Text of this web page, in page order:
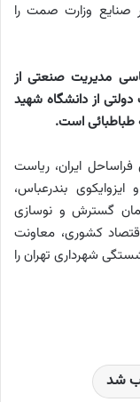
صنایع وزارت صمت را
مدیریت صنعتی از
از دانشگاه شهید
طباطبائی است.
ایران، ریاست
بندرعباس،
گسترش و نوسازی
کشوری، معاونت
شهرداری تهران را
شد